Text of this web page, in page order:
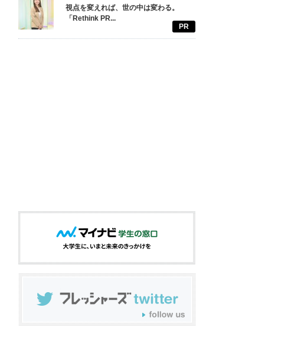
視点を変えれば、世の中は変わる。
「Rethink PR...
PR